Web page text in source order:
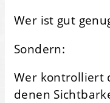
Wer ist gut
Sondern:
Wer kontrolliert
denen